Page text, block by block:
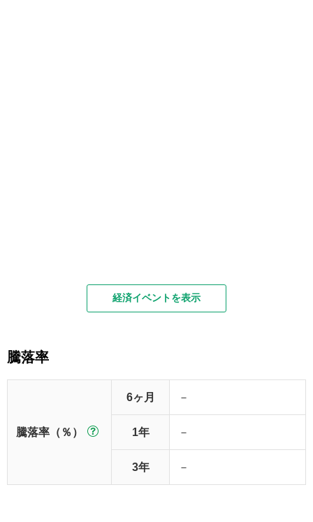
経済イベントを表示
騰落率
騰落率（％）
6ヶ月 －
1年 －
3年 －